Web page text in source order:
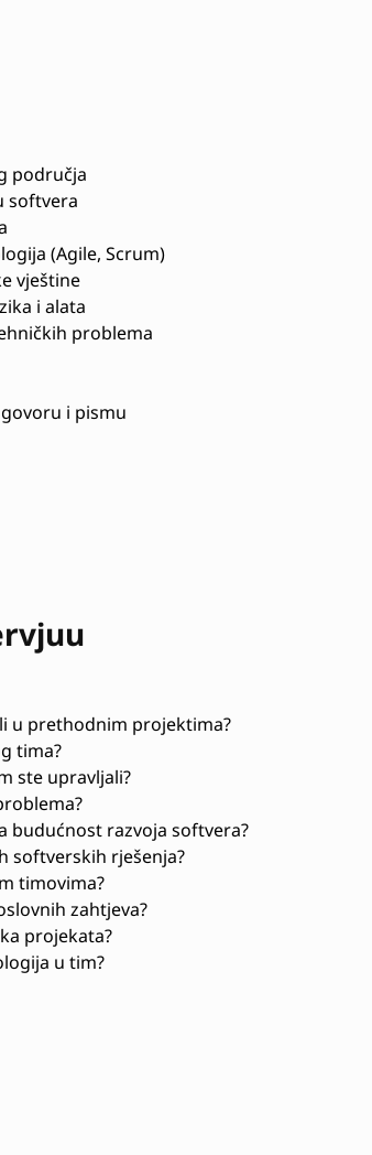
područja
softvera
(Agile, Scrum)
vještine
i alata
problema
i pismu
u prethodnim projektima?
tima?
ste upravljali?
budućnost razvoja softvera?
softverskih rješenja?
timovima?
zahtjeva?
projekata?
u tim?